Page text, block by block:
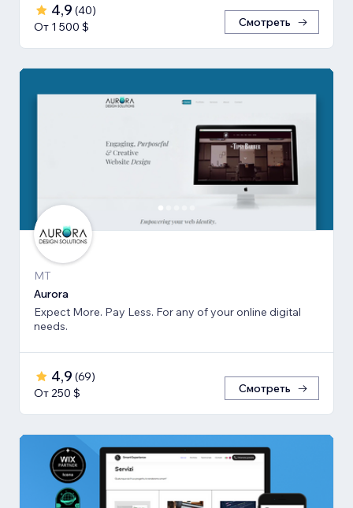
4,9 (40)
От 1 500 $
Смотреть
MT
Aurora
Expect More. Pay Less. For any of your online digital
needs.
4,9 (69)
От 250 $
Смотреть